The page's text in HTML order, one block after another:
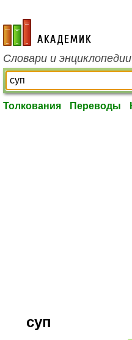
academic.ru
Словари и
Толкования Переводы
суп